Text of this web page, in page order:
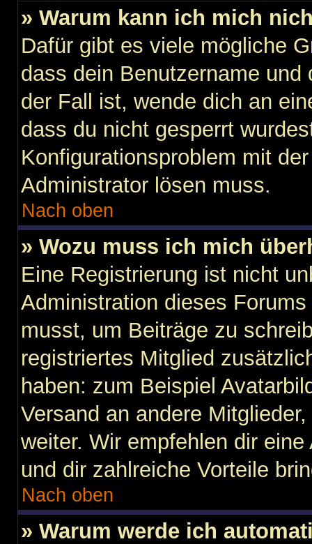
» Warum kann ich mich
Dafür gibt es viele mögliche
dass dein Benutzername
der Fall ist, wende dich an
dass du nicht gesperrt
Konfigurationsproblem mit
Administrator lösen muss.
Nach oben
» Wozu muss ich mich
Eine Registrierung ist nicht
Administration dieses
musst, um Beiträge zu
registriertes Mitglied
haben: zum Beispiel
Versand an andere
weiter. Wir empfehlen dir
und dir zahlreiche Vorteile
Nach oben
» Warum werde ich